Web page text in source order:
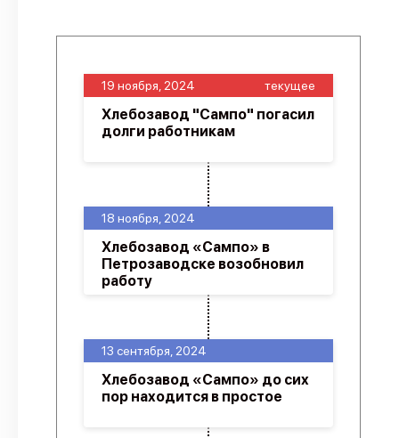
13 сентября, 2024
Хлебозавод «Сампо» до сих
пор находится в простое
18 ноября, 2024
Хлебозавод «Сампо» в
Петрозаводске возобновил
работу
19 ноября, 2024 текущее
Хлебозавод "Сампо" погасил
долги работникам